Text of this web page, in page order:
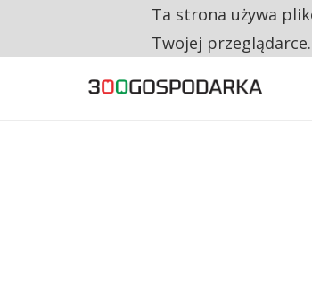
RESTRYKCJE CHIN
Ta strona używa
Twojej